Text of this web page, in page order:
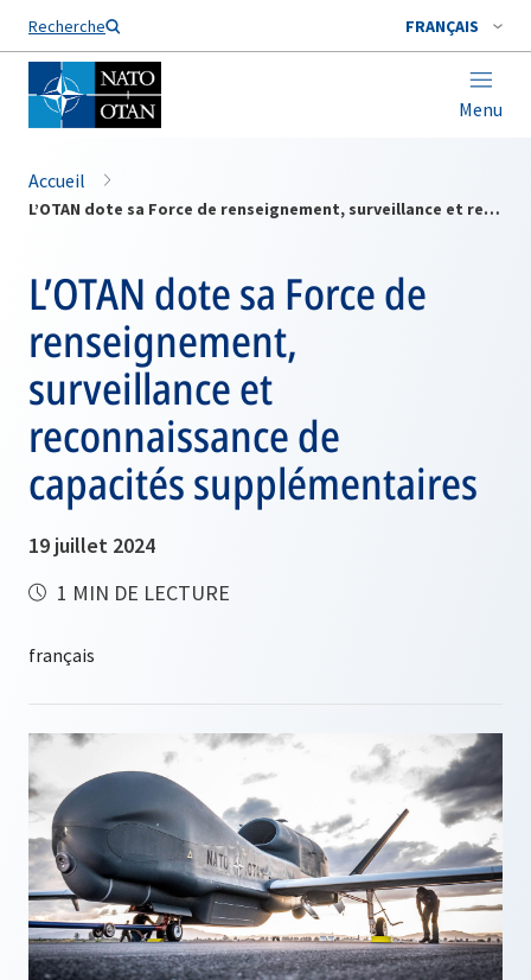
Recherche FRANÇAIS
Menu
Nom de famille*
Accueil
L’OTAN dote sa Force de renseignement, surveillance et reconnaissance de capacités supplémentaires
L’OTAN dote sa Force de
renseignement,
surveillance et
reconnaissance de
capacités supplémentaires
19 juillet 2024
1 MIN DE LECTURE